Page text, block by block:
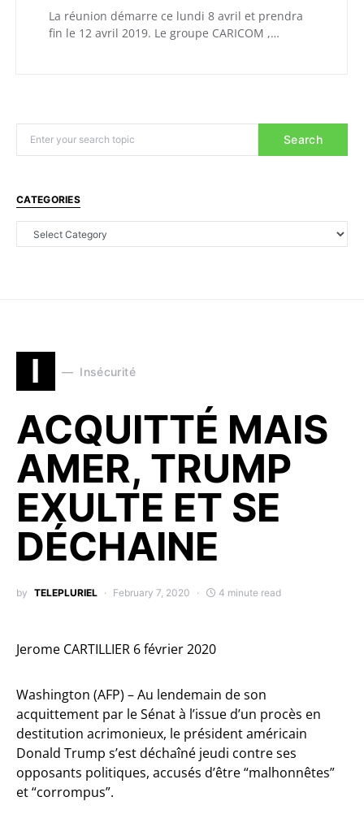
La réunion démarre ce lundi 8 avril et prendra
fin le 12 avril 2019. Le groupe CARICOM ,…
Search
CATEGORIES
I Insécurité
ACQUITTÉ MAIS
AMER, TRUMP
EXULTE ET SE
DÉCHAINE
by TELEPLURIEL February 7, 2020 4 minute read
Jerome CARTILLIER 6 février 2020
Washington (AFP) – Au lendemain de son
acquittement par le Sénat à l’issue d’un procès en
destitution acrimonieux, le président américain
Donald Trump s’est déchaîné jeudi contre ses
opposants politiques, accusés d’être “malhonnêtes”
et “corrompus”.